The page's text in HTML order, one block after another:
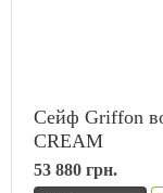
Сейф Griffon
CREAM
53 880 грн.